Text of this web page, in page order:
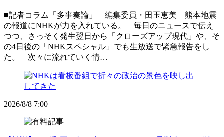
■記者コラム「多事奏論」 編集委員・田玉恵美 熊本地震
の報道にNHKが力を入れている。 毎日のニュースで伝え
つつ、さっそく発生翌日から「クローズアップ現代」や、そ
の4日後の「NHKスペシャル」でも生放送で緊急報告をし
た。 次々に流れていく情…
2026/8/8 7:00